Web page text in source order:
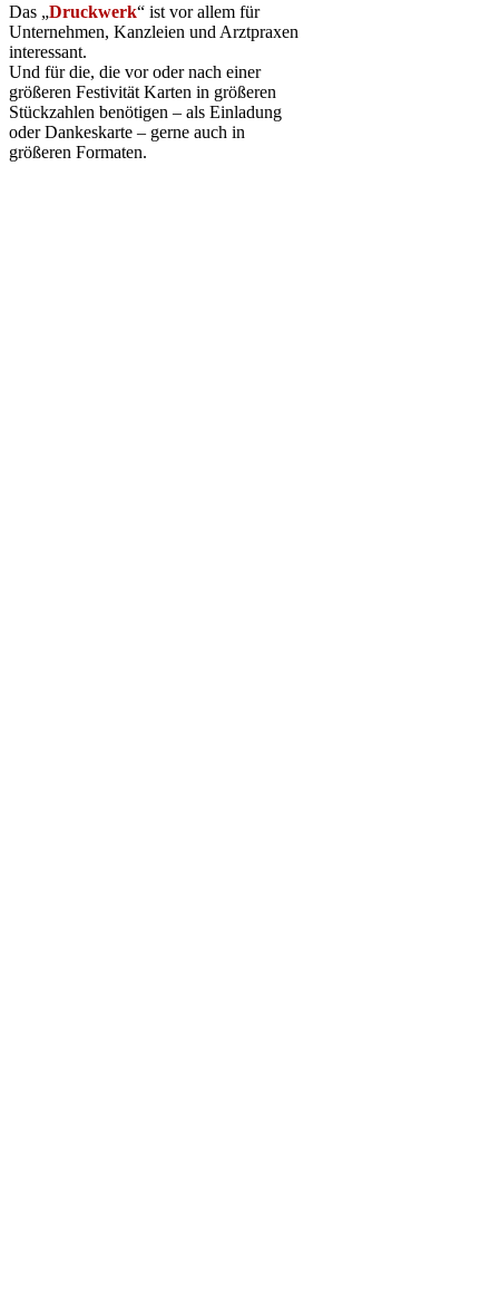
Das „Druckwerk“ ist vor allem für
Unternehmen, Kanzleien und Arztpraxen
interessant.
Und für die, die vor oder nach einer
größeren Festivität Karten in größeren
Stückzahlen benötigen – als Einladung
oder Dankeskarte – gerne auch in
größeren Formaten.